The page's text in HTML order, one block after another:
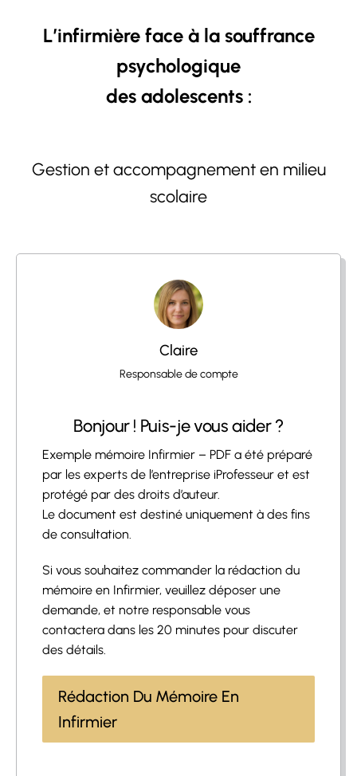
L’infirmière face à la souffrance
psychologique
des adolescents :
Gestion et accompagnement en milieu
scolaire
Claire
Responsable de compte
Bonjour ! Puis-je vous aider ?
Exemple mémoire Infirmier – PDF a été préparé
par les experts de l’entreprise iProfesseur et est
protégé par des droits d’auteur.
Le document est destiné uniquement à des fins
de consultation.
Si vous souhaitez commander la rédaction du
mémoire en Infirmier, veuillez déposer une
demande, et notre responsable vous
contactera dans les 20 minutes pour discuter
des détails.
Rédaction Du Mémoire En
Infirmier